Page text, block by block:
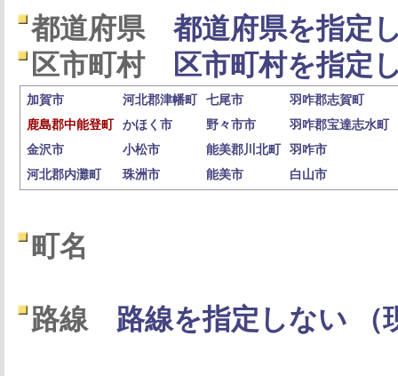
都道府県
都道府県を指定
区市町村
区市町村を指定
加賀市 河北郡津幡町 七尾市
羽咋郡志賀町
鹿島郡中能登町
かほく市 野々市市
羽咋郡宝達志水町
金沢市
小松市 能美郡川北町
羽咋市
河北郡内灘町
珠洲市 能美市 白山市
町名
路線 路線を指定しない （